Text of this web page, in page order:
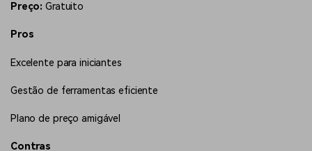
Preço: Gratuito
Pros
Excelente para iniciantes
Gestão de ferramentas eficiente
Plano de preço amigável
Contras